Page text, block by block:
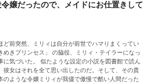
嬢だったので、メイドにお仕置きして
ど前突然、ミリィは自分が前世でハマりまくってい
めきプリンセス」 の脇役、ミリィ・テイラーになっ
に気づいた。 似たような設定の小説を図書館で読ん
彼女はそれを全て思い出したのだ。そして、その貴
のような令嬢ミリィが我儘で傲慢で酷い人間だった